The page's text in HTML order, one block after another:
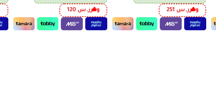
وفرر.س وفرر.س 120